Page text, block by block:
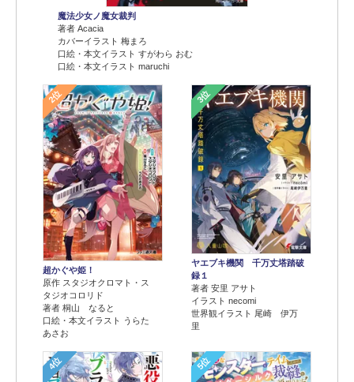
魔法少女ノ魔女裁判
著者 Acacia
カバーイラスト 梅まろ
口絵・本文イラスト すがわら おむ
口絵・本文イラスト maruchi
2位
超かぐや姫！
原作 スタジオクロマト・ス
タジオコロリド
著者 桐山 なると
口絵・本文イラスト うらた
あさお
3位
ヤエブキ機関 千万丈塔踏破
録１
著者 安里 アサト
イラスト necomi
世界観イラスト 尾崎 伊万
里
4位 5位